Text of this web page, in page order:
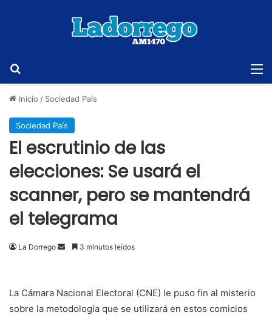
Inicio / Sociedad País
Sociedad País
El escrutinio de las
elecciones: Se usará el
scanner, pero se mantendrá
el telegrama
La Dorrego
Send3 minutos leídos
La Cámara Nacional Electoral (CNE) le puso fin al misterio
sobre la metodología que se utilizará en estos comicios